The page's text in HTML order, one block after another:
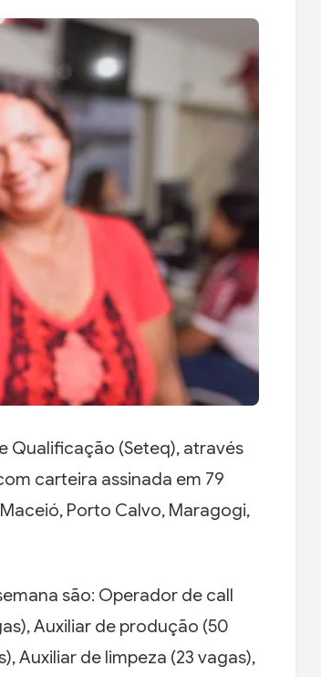
Qualificação (Seteq), através
carteira assinada em 79
Porto Calvo, Maragogi,
são: Operador de call
Auxiliar de produção (50
Auxiliar de limpeza (23 vagas),